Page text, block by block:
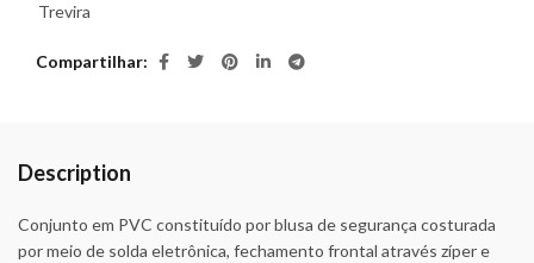
Trevira
Compartilhar
Description
Conjunto em PVC constituído por blusa de segurança costurada
por meio de solda eletrônica, fechamento frontal através zíper e